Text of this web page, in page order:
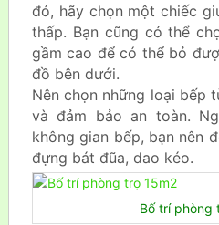
đó, hãy chọn một chiếc
thấp. Bạn cũng có thể
gầm cao để có thể bỏ
đồ bên dưới.
Nên chọn những loại bếp
và đảm bảo an toàn.
không gian bếp, bạn nên
đựng bát đũa, dao kéo.
Bố trí phòng